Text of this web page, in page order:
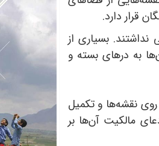
قرار دارد.
بسیاری از
به درهای بسته و
نقشه‌ها و تکمیل
مالکیت آن‌ها بر